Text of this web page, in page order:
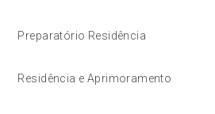
Preparatório Residência
Residência e Aprimoramento